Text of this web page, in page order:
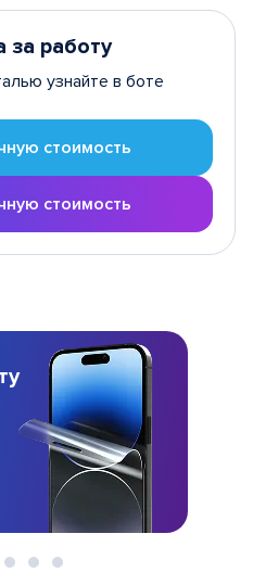
за работу
узнайте в боте
стоимость
стоимость